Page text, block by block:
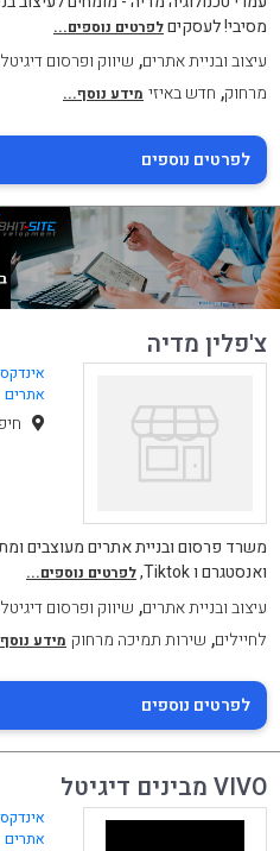
מסיבי! לעסקיםלפרטים נוספים...
עיצוב ובניית אתרים, שיווק ופרסום
מרחוק, חדש באיזי מידע נוסף...
לפרטים נוספים
צ'פלין מדיה
אתרים
משרד פרסום ובניית אתרים מעוצבים
ואנסטגרם ו Tiktok,
לפרטים נוספים...
עיצוב ובניית אתרים, שיווק ופרסום
לחיילים, שירות תמיכה מרחוק מידע
לפרטים נוספים
VIVO מבינים דיגיטל
אתרים